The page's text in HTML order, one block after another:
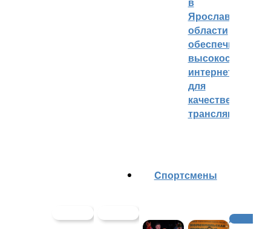
Ярославской
области
обеспечивают
интернетом
для
качественных
трансляций
Cпортсмены
Другие